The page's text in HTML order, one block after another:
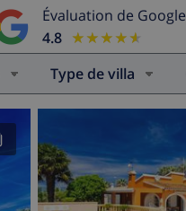
Évaluation de Google
4.8 ★★★★★
★★★★★
Type de villa